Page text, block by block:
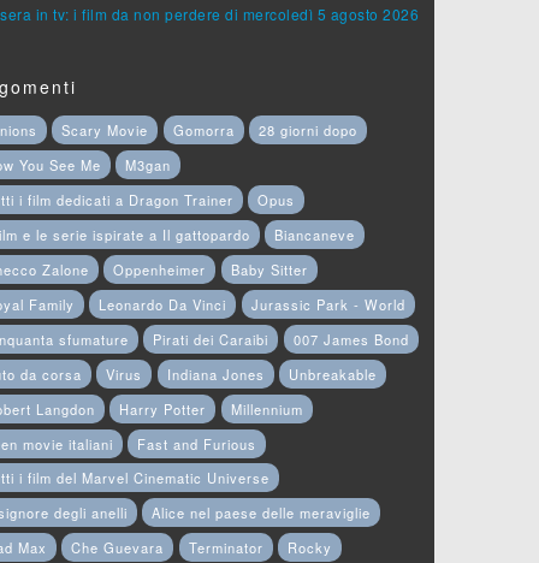
in tv: i film da non perdere di mercoledì 5 agosto 2026
Scary Movie Gomorra
28 giorni dopo
You See Me
M3gan
i film dedicati a Dragon Trainer
Opus
e le serie ispirate a Il gattopardo
Biancaneve
Zalone
Oppenheimer
Baby Sitter
Family
Leonardo Da Vinci
Jurassic Park - World
sfumature
Pirati dei Caraibi
007 James Bond
da corsa
Virus Indiana Jones
Unbreakable
Langdon
Harry Potter
Millennium
movie italiani
Fast and Furious
i film del Marvel Cinematic Universe
degli anelli
Alice nel paese delle meraviglie
Max
Che Guevara Terminator Rocky